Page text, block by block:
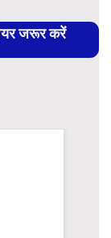
जरूर करें